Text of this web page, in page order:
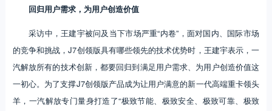
回归用户需求，为用户创造价值
采访中，王建宇被问及当下市场严重“内卷”，面对国内、国际市场
的竞争和挑战，J7创领版具有哪些领先的技术优势时，王建宇表示，一
汽解放所有的技术创新，都要回归到满足用户需求、为用户创造价值这
一初心。为了支撑J7创领版产品成为让用户满意的新一代高端重卡领头
羊，一汽解放专门量身打造了“极致节能、极致安全、极致可靠、极致